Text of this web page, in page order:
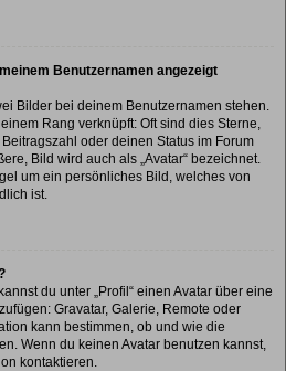
Benutzernamen angezeigt
Bilder bei deinem Benutzernamen stehen.
Rang verknüpft: Oft sind dies Sterne,
oder deinen Status im Forum
Bild wird auch als „Avatar“ bezeichnet.
um ein persönliches Bild, welches von
ist.
du unter „Profil“ einen Avatar über eine
Gravatar, Galerie, Remote oder
kann bestimmen, ob und wie die
Wenn du keinen Avatar benutzen kannst,
kontaktieren.